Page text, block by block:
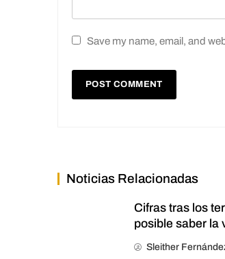
Save my name, email, and
Noticias Relacionadas
Cifras tras los
posible saber la
Sleither